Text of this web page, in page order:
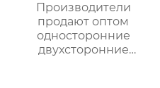
Производители
продают оптом
односторонние
двухсторонние